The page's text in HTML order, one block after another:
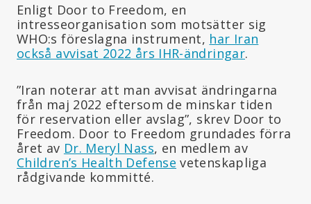
Enligt Door to Freedom, en
intresseorganisation som motsätter sig
WHO:s föreslagna instrument, har Iran
också avvisat 2022 års IHR-ändringar.
”Iran noterar att man avvisat ändringarna
från maj 2022 eftersom de minskar tiden
för reservation eller avslag”, skrev Door to
Freedom. Door to Freedom grundades förra
året av Dr. Meryl Nass, en medlem av
Children’s Health Defense vetenskapliga
rådgivande kommitté.